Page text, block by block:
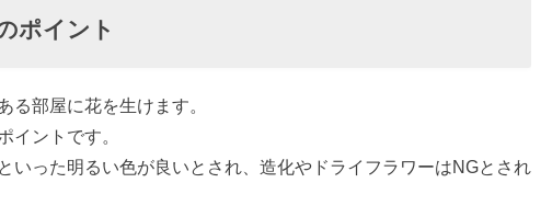
ポイント
る部屋に花を生けます。
イントです。
いった明るい色が良いとされ、造化やドライフラワーはNGとされ